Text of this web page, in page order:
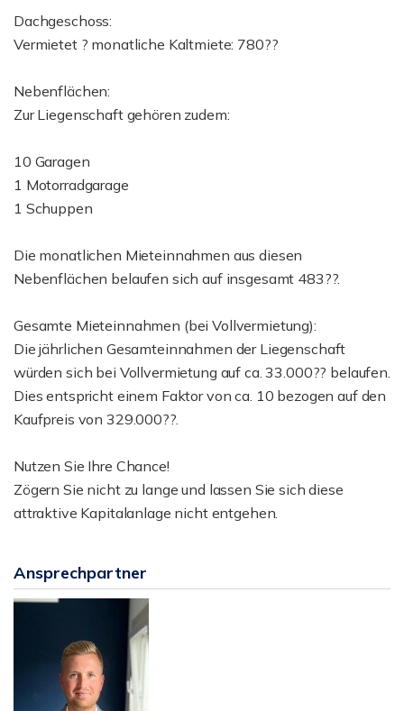
Dachgeschoss:
Vermietet ? monatliche Kaltmiete: 780??
Nebenflächen:
Zur Liegenschaft gehören zudem:
10 Garagen
1 Motorradgarage
1 Schuppen
Die monatlichen Mieteinnahmen aus diesen
Nebenflächen belaufen sich auf insgesamt 483??.
Gesamte Mieteinnahmen (bei Vollvermietung):
Die jährlichen Gesamteinnahmen der Liegenschaft
würden sich bei Vollvermietung auf ca. 33.000?? belaufen.
Dies entspricht einem Faktor von ca. 10 bezogen auf den
Kaufpreis von 329.000??.
Nutzen Sie Ihre Chance!
Zögern Sie nicht zu lange und lassen Sie sich diese
attraktive Kapitalanlage nicht entgehen.
Ansprechpartner